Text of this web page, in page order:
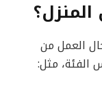
العمل من
الفئة، مثل: